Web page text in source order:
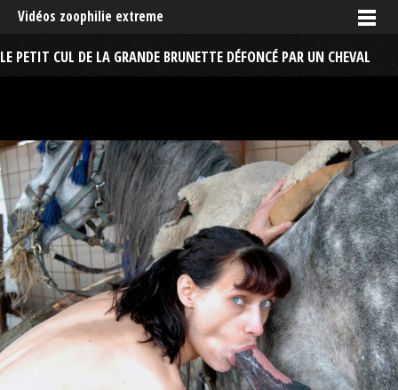
Vidéos zoophilie extreme
LE PETIT CUL DE LA GRANDE BRUNETTE DÉFONCÉ PAR UN CHEVAL